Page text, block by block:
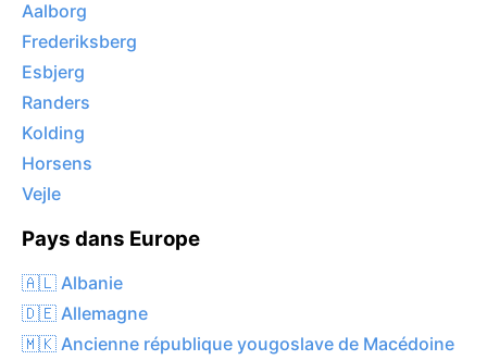
Aalborg
Frederiksberg
Esbjerg
Randers
Kolding
Horsens
Vejle
Pays dans Europe
🇦🇱 Albanie
🇩🇪 Allemagne
🇲🇰 Ancienne république yougoslave de Macédoine